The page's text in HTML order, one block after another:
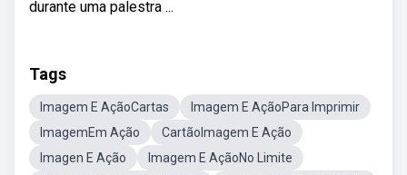
durante uma palestra ...
Tags
Imagem E AçãoCartas
Imagem E AçãoPara Imprimir
ImagemEm Ação
CartãoImagem E Ação
Imagen E Ação
Imagem E AçãoNo Limite